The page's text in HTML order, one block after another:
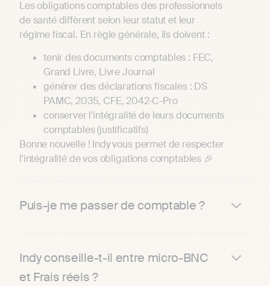
Les obligations comptables des professionnels
de santé diffèrent selon leur statut et leur
régime fiscal. En règle générale, ils doivent :
tenir des documents comptables : FEC,
Grand Livre, Livre Journal
générer des déclarations fiscales : DS
PAMC, 2035, CFE, 2042-C-Pro
conserver l'intégralité de leurs documents
comptables (justificatifs)
Bonne nouvelle ! Indy vous permet de respecter
l'intégralité de vos obligations comptables 🎉
Puis-je me passer de comptable ?
Indy conseille-t-il entre micro-BNC
et Frais réels ?